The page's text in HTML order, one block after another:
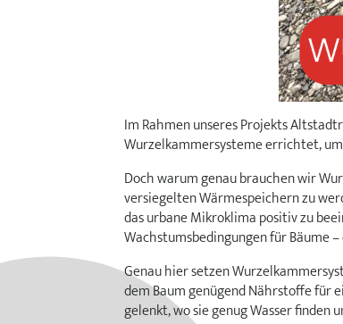
Im Rahmen unseres Projekts
Wurzelkammersysteme errichtet,
Doch warum genau brauchen wir
versiegelten Wärmespeichern zu
das urbane Mikroklima positiv zu
Wachstumsbedingungen für Bäume
Genau hier setzen
dem Baum genügend Nährstoffe für
gelenkt, wo sie genug Wasser finden